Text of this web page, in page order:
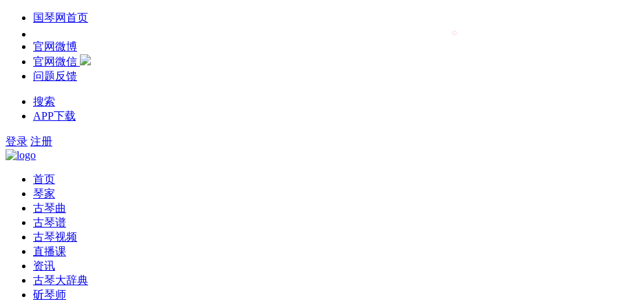
国琴网首页
官网微博
官网微信
问题反馈
搜索
APP下载
登录 注册
首页
琴家
古琴曲
古琴谱
古琴视频
直播课
资讯
古琴大辞典
斫琴师